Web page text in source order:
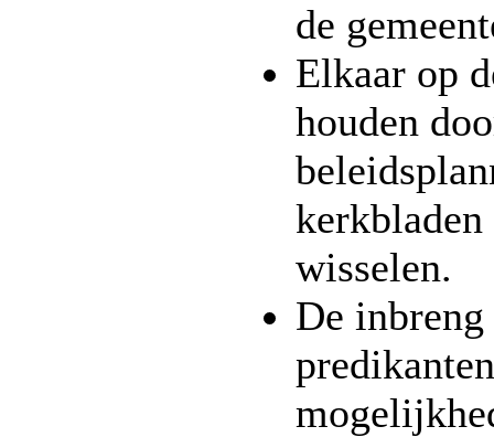
de
Elkaar op
houden
wisselen.
De inbreng